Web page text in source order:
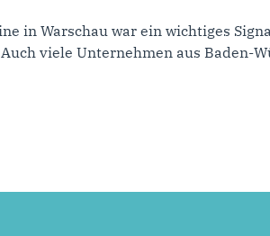
in Warschau war ein wichtiges
viele Unternehmen aus Baden-